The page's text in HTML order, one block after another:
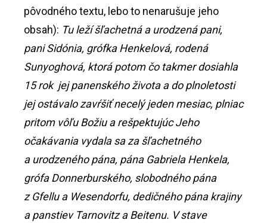
pôvodného textu, lebo to nenarušuje jeho
obsah): Tu leží šľachetná a urodzená pani,
pani Sidónia, grófka Henkelová, rodená
Sunyoghová, ktorá potom čo takmer dosiahla
15 rok jej panenského života a do plnoletosti
jej ostávalo zavŕšiť necelý jeden mesiac, plniac
pritom vôľu Božiu a rešpektujúc Jeho
očakávania vydala sa za šľachetného
a urodzeného pána, pána Gabriela Henkela,
grófa Donnerburského, slobodného pána
z Gfellu a Wesendorfu, dedičného pána krajiny
a panstiev Tarnovitz a Beitenu. V stave